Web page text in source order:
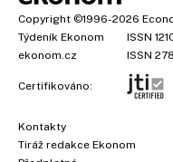
Copyright ©1996-2026
Týdeník Ekonom
ISSN
ekonom.cz
ISSN
Certifikováno:
Kontakty
Tiráž redakce Ekonom